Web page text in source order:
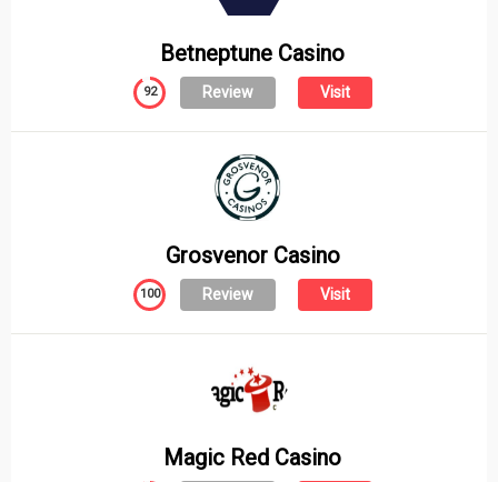
Betneptune Casino
Visit
Review
92
Grosvenor Casino
Visit
Review
100
Magic Red Casino